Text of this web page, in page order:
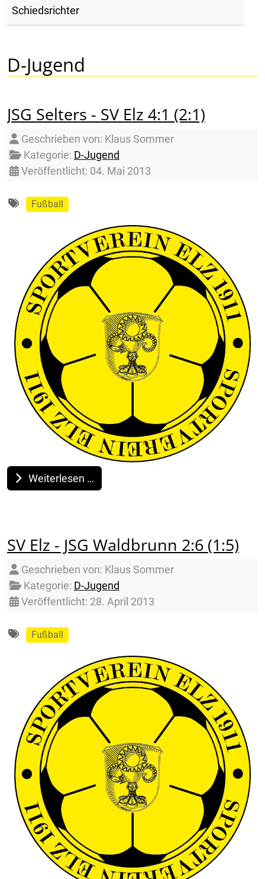
Schiedsrichter
D-Jugend
JSG Selters - SV Elz 4:1 (2:1)
Details
Geschrieben von: Klaus Sommer
Kategorie: D-Jugend
Veröffentlicht: 04. Mai 2013
Fußball
Weiterlesen …
SV Elz - JSG Waldbrunn 2:6 (1:5)
Details
Geschrieben von: Klaus Sommer
Kategorie: D-Jugend
Veröffentlicht: 28. April 2013
Fußball